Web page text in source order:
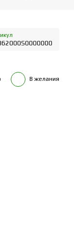
В желания